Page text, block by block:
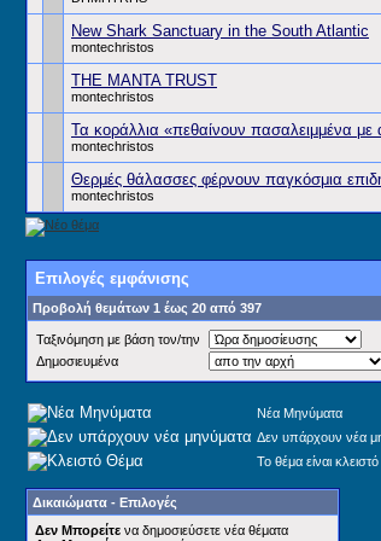
New Shark Sanctuary in the South Atlantic
montechristos
THE MANTA TRUST
montechristos
Τα κοράλλια «πεθαίνουν πασαλειμμένα με
montechristos
Θερμές θάλασσες φέρνουν παγκόσμια
montechristos
Επιλογές εμφάνισης
Προβολή θεμάτων 1 έως 20 από 397
Ταξινόμηση με βάση τον/την
Δημοσιευμένα
Νέα Μηνύματα
Δεν υπάρχουν νέα
Το θέμα είναι κλειστό
Δικαιώματα - Επιλογές
Δεν Μπορείτε να δημοσιεύσετε νέα θέματα